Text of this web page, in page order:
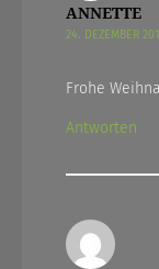
ANNETTE
24. DEZEMBER
Frohe
Antworten